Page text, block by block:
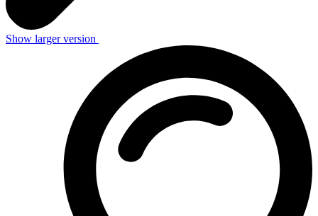
Show larger version